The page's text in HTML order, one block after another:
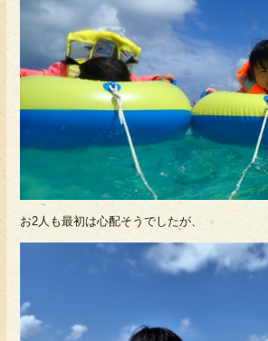
お2人も最初は心配そうでしたが、